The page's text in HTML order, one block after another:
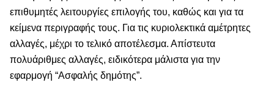
επιθυμητές λειτουργίες επιλογής του, καθώς και για τα
κείμενα περιγραφής τους. Για τις κυριολεκτικά αμέτρητες
αλλαγές, μέχρι το τελικό αποτέλεσμα. Απίστευτα
πολυάριθμες αλλαγές, ειδικότερα μάλιστα για την
εφαρμογή “Ασφαλής δημότης”.